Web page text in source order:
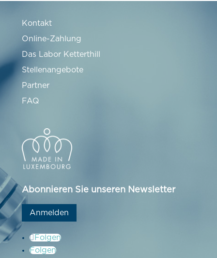
Kontakt
Online-Zahlung
Das Labor Ketterthill
Stellenangebote
Partner
FAQ
Abonnieren Sie unseren Newsletter
Anmelden
Folgen
Folgen